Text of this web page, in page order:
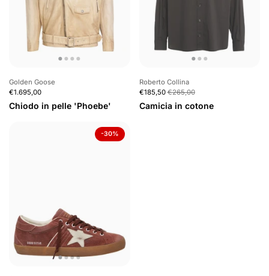
Golden Goose
€1.695,00
Chiodo in pelle 'Phoebe'
Roberto Collina
€185,50 €265,00
Camicia in cotone
-30%